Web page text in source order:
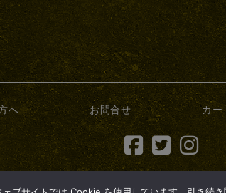
へ お問合せ カー